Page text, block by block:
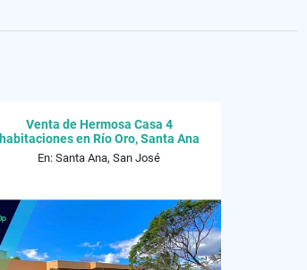
Venta de Hermosa Casa 4
habitaciones en Río Oro, Santa Ana
En: Santa Ana, San José